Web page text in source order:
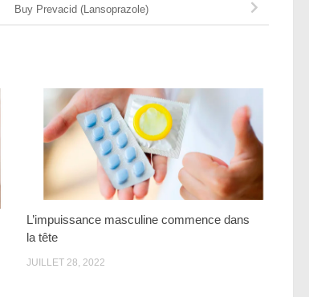
Buy Prevacid (Lansoprazole)
L’impuissance masculine commence dans
la tête
JUILLET 28, 2022